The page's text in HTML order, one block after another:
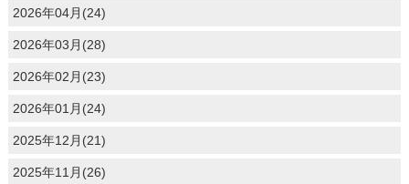
2026年04月(24)
2026年03月(28)
2026年02月(23)
2026年01月(24)
2025年12月(21)
2025年11月(26)